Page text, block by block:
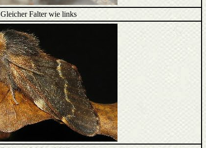
Gleicher Falter wie links